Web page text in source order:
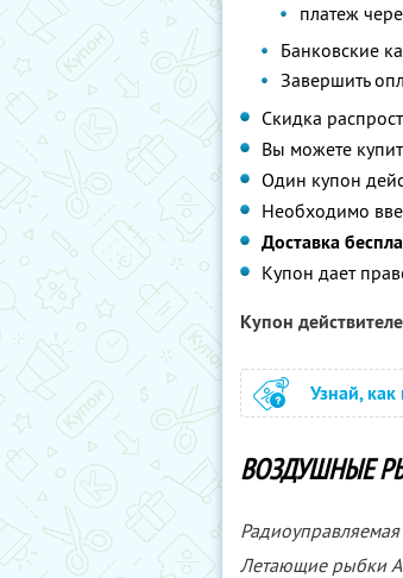
платеж
Банковские
Завершить
Скидка
Вы можете
Один купон
Необходимо
Доставка
Купон дает
Купон
Узнай,
ВОЗДУШНЫЕ
Летающие рыбки